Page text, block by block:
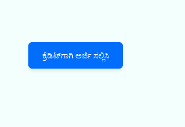
ಕ್ರೆಡಿಟ್‌ಗಾಗಿ ಅರ್ಜಿ ಸಲ್ಲಿಸಿ